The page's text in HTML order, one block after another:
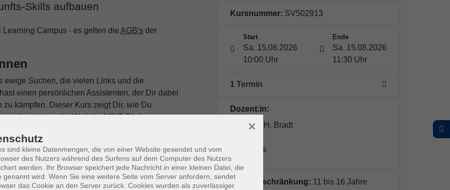
Skills aufbauen
Campus - es gelten die AGB's der
ewige Suchen, die vielen Links und die
einen persönlichen Assistenten, der Dir dabei
kämpfen. Dieser Kurs zeigt Dir, wie Du
einsetzt, um die Welt der MINT-Fächer zu
mit stundenlanger Suche, hallo smartes Lernen!
sondern darum, dass sie Dich dabei
finden und komplizierte Zusammenhänge zu
wie Du die richtigen Fragen stellst und die
Informatik, den Naturwissenschaften und
Kursnummer: SV502913
Start
Sa. 15.08.2026
10:00 Uhr
Ende
Sa. 15.08.2026
11:30 Uhr
1 Termin
Dozent:in:
Thorsten H. Bradt
Förde-vhs
Altersbeschränkung: 11 bis 16 Jahre
sind kleine Datenmengen, die von einer Website gesendet und vom
des Nutzers während des Surfens auf dem Computer des Nutzers
werden. Ihr Browser speichert jede Nachricht in einer kleinen Datei, die
genannt wird. Wenn Sie eine weitere Seite vom Server anfordern, sendet
das Cookie an den Server zurück. Cookies wurden als zuverlässiger
×